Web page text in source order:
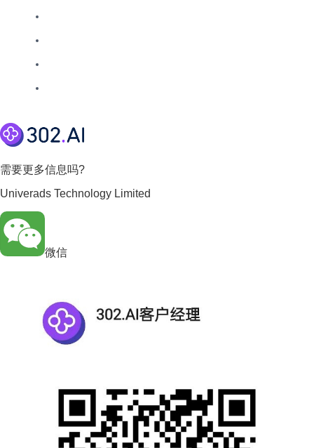
需要更多信息吗?
Univerads Technology Limited
微信